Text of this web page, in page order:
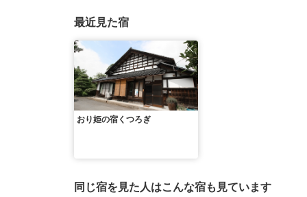
最近見た宿
おり姫の宿くつろぎ
同じ宿を見た人はこんな宿も見ています